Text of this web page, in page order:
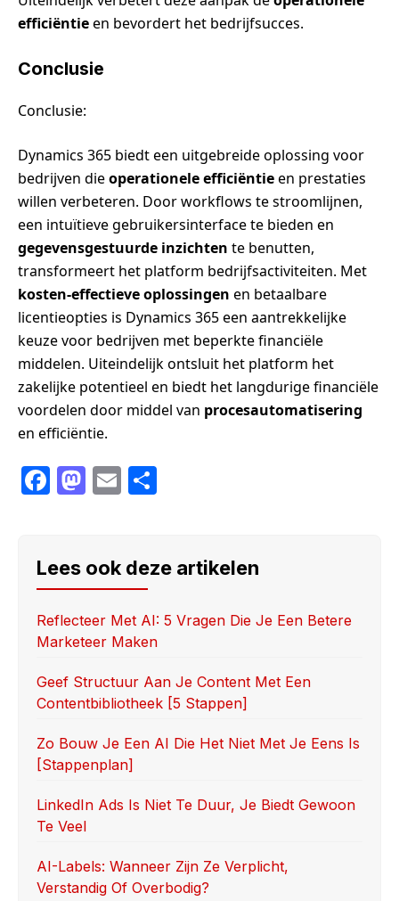
efficiëntieen bevordert het bedrijfsucces.
Conclusie
Conclusie:
Dynamics 365 biedt een uitgebreide oplossing voor
bedrijven dieoperationele efficiëntieen prestaties
willen verbeteren. Door workflows te stroomlijnen,
een intuïtieve gebruikersinterface te bieden en
gegevensgestuurde inzichten te benutten,
transformeert het platform bedrijfsactiviteiten. Met
kosten-effectieve oplossingen en betaalbare
licentieopties is Dynamics 365 een aantrekkelijke
keuze voor bedrijven met beperkte financiële
middelen. Uiteindelijk ontsluit het platform het
zakelijke potentieel en biedt het langdurige financiële
voordelen door middel van procesautomatisering
en efficiëntie.
F
e
b
o
o
k
M
o
d
o
n
E
e
Lees ook deze artikelen
Reflecteer Met AI: 5 Vragen Die Je Een Betere
Marketeer Maken
Geef Structuur Aan Je Content Met Een
Contentbibliotheek [5 Stappen]
Zo Bouw Je Een AI Die Het Niet Met Je Eens Is
[stappenplan]
LinkedIn Ads Is Niet Te Duur, Je Biedt Gewoon
Te Veel
AI-Labels: Wanneer Zijn Ze Verplicht,
Verstandig Of Overbodig?